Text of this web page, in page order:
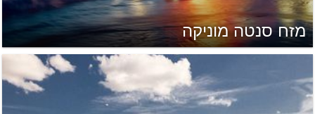
מזח סנטה מוניקה